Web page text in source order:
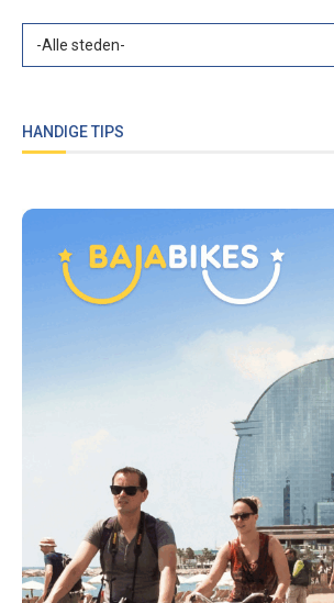
HANDIGE TIPS